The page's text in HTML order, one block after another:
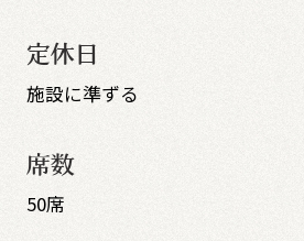
定休日
施設に準ずる
席数
50席